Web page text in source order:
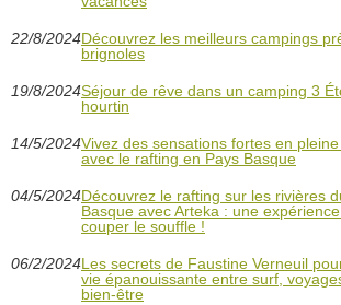
22/8/2024Découvrez les meilleurs campings
brignoles
19/8/2024Séjour de rêve dans un camping 3
hourtin
14/5/2024Vivez des sensations fortes en
avec le rafting en Pays Basque
04/5/2024Découvrez le rafting sur les rivières
Basque avec Arteka : une
couper le souffle !
06/2/2024Les secrets de Faustine Verneuil
vie épanouissante entre surf,
bien-être